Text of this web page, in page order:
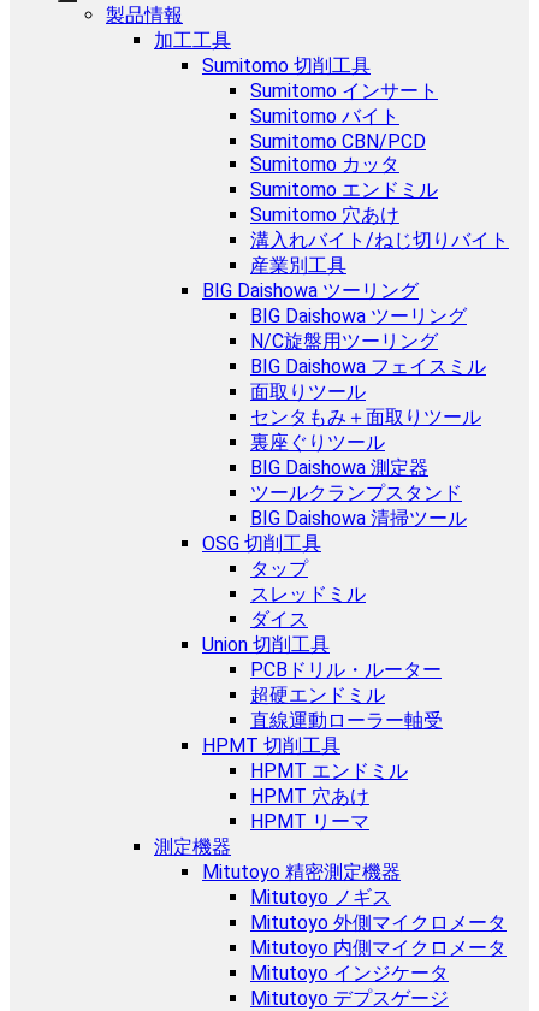
製品情報
加工工具
Sumitomo 切削工具
Sumitomo インサート
Sumitomo バイト
Sumitomo CBN/PCD
Sumitomo カッタ
Sumitomo エンドミル
Sumitomo 穴あけ
溝入れバイト/ねじ切りバイト
産業別工具
BIG Daishowa ツーリング
BIG Daishowa ツーリング
N/C旋盤用ツーリング
BIG Daishowa フェイスミル
面取りツール
センタもみ＋面取りツール
裏座ぐりツール
BIG Daishowa 測定器
ツールクランプスタンド
BIG Daishowa 清掃ツール
OSG 切削工具
タップ
スレッドミル
ダイス
Union 切削工具
PCBドリル・ルーター
超硬エンドミル
直線運動ローラー軸受
HPMT 切削工具
HPMT エンドミル
HPMT 穴あけ
HPMT リーマ
測定機器
Mitutoyo 精密測定機器
Mitutoyo ノギス
Mitutoyo 外側マイクロメータ
Mitutoyo 内側マイクロメータ
Mitutoyo インジケータ
Mitutoyo デプスゲージ